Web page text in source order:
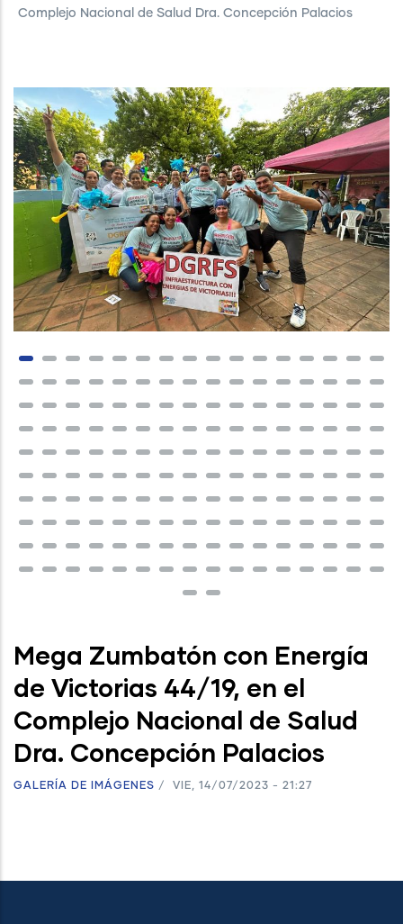
Complejo Nacional de Salud Dra. Concepción Palacios
Mega Zumbatón con Energía
de Victorias 44/19, en el
Complejo Nacional de Salud
Dra. Concepción Palacios
GALERÍA DE IMÁGENES / VIE, 14/07/2023 - 21:27